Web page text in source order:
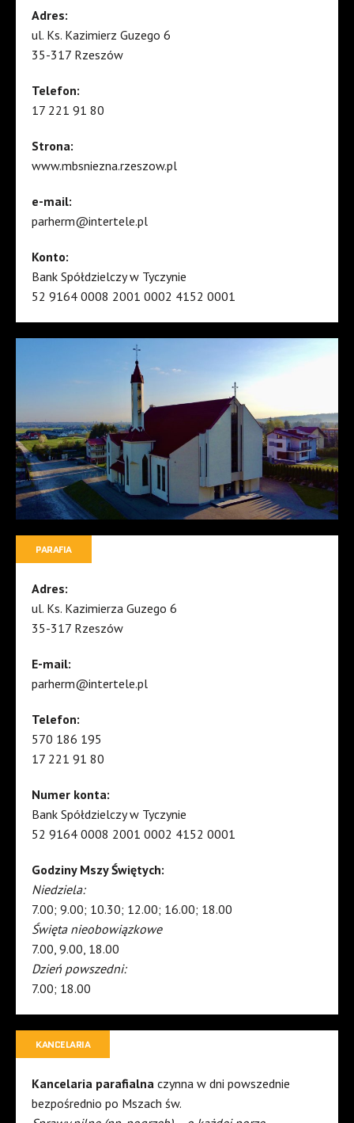
Adres:
ul. Ks. Kazimierz Guzego 6
35-317 Rzeszów
Telefon:
17 221 91 80
Strona:
www.mbsniezna.rzeszow.pl
e-mail:
parherm@intertele.pl
Konto:
Bank Spółdzielczy w Tyczynie
52 9164 0008 2001 0002 4152 0001
PARAFIA
Adres:
ul. Ks. Kazimierza Guzego 6
35-317 Rzeszów
E-mail:
parherm@intertele.pl
Telefon:
570 186 195
17 221 91 80
Numer konta:
Bank Spółdzielczy w Tyczynie
52 9164 0008 2001 0002 4152 0001
Godziny Mszy Świętych:
Niedziela:
7.00; 9.00; 10.30; 12.00; 16.00; 18.00
Święta nieobowiązkowe
7.00, 9.00, 18.00
Dzień powszedni:
7.00; 18.00
KANCELARIA
Kancelaria parafialna czynna w dni powszednie
bezpośrednio po Mszach św.